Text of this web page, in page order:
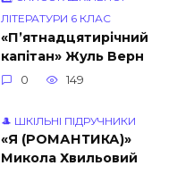
ЛІТЕРАТУРИ 6 КЛАС
«П’ятнадцятирічний
капітан» Жуль Верн
0 149
🎩 ШКІЛЬНІ ПІДРУЧНИКИ
«Я (РОМАНТИКА)»
Микола Хвильовий